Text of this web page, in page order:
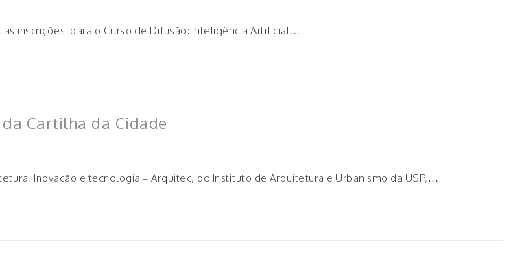
inscrições para o Curso de Difusão: Inteligência Artificial…
Cartilha da Cidade
Inovação e tecnologia – Arquitec, do Instituto de Arquitetura e Urbanismo da USP,…